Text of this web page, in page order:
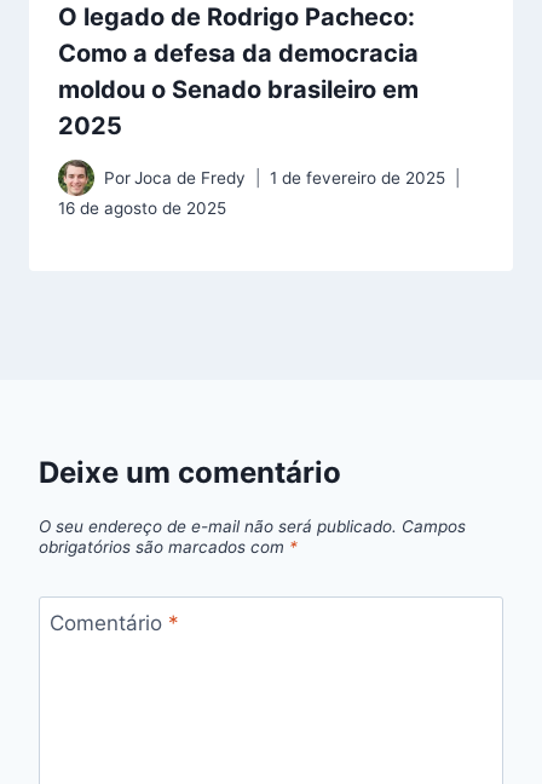
O legado de Rodrigo Pacheco:
Como a defesa da democracia
moldou o Senado brasileiro em
2025
PorJoca de Fredy
1 de fevereiro de 2025
16 de agosto de 2025
Deixe um comentário
O seu endereço de e-mail não será publicado. Campos
obrigatórios são marcados com *
Comentário *